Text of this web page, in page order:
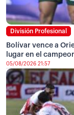
División Profesional
Bolívar vence a
lugar en el
05/08/2026 21:57